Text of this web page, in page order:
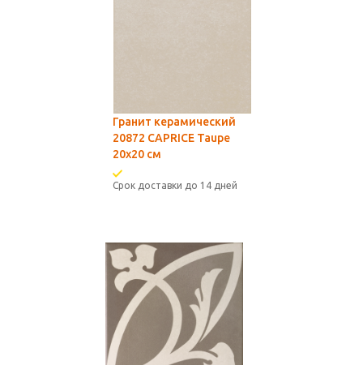
Гранит керамический
20872 CAPRICE Taupe
20x20 см
Срок доставки до 14 дней